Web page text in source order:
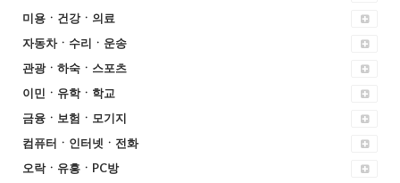
미용ㆍ건강ㆍ의료
자동차ㆍ수리ㆍ운송
관광ㆍ하숙ㆍ스포츠
이민ㆍ유학ㆍ학교
금융ㆍ보험ㆍ모기지
컴퓨터ㆍ인터넷ㆍ전화
오락ㆍ유흥ㆍPC방